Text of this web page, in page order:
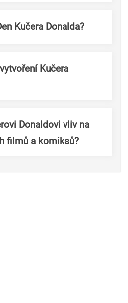
Kučera Donalda?
Kučera
Donaldovi vliv na
filmů a komiksů?